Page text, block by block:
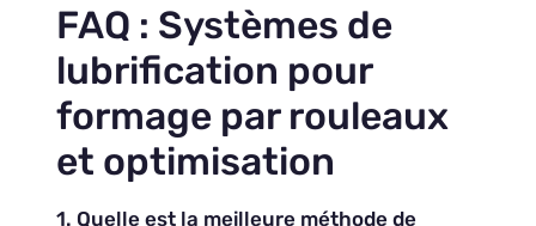
FAQ : Systèmes de
lubrification pour
formage par rouleaux
et optimisation
1. Quelle est la meilleure méthode de